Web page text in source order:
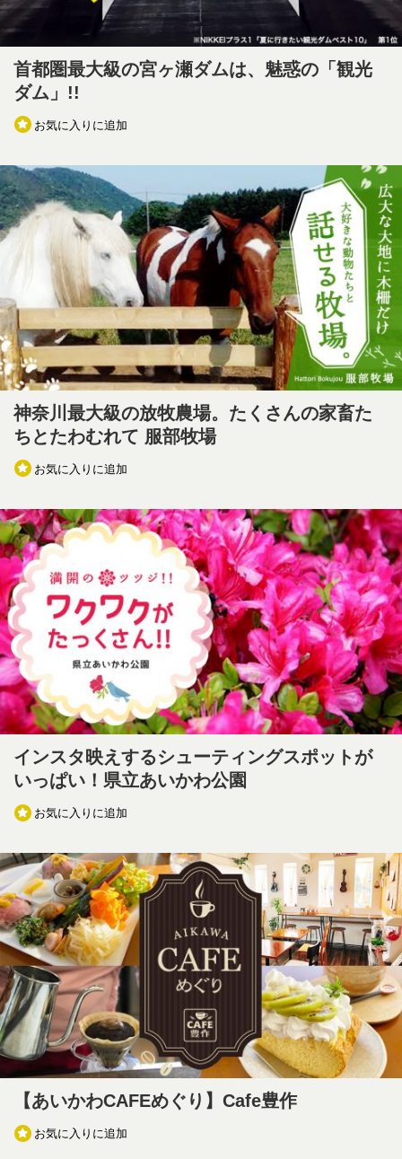
首都圏最大級の宮ヶ瀬ダムは、魅惑の「観光
ダム」!!
お気に入りに追加
神奈川最大級の放牧農場。たくさんの家畜た
ちとたわむれて 服部牧場
お気に入りに追加
インスタ映えするシューティングスポットが
いっぱい！県立あいかわ公園
お気に入りに追加
【あいかわCAFEめぐり】Cafe豊作
お気に入りに追加